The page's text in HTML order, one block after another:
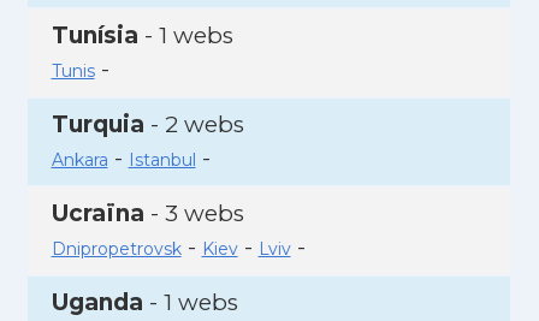
Tunísia - 1 webs
Tunis-
Turquia - 2 webs
Ankara - Istanbul -
Ucraïna - 3 webs
Dnipropetrovsk- Kiev- Lviv-
Uganda - 1 webs